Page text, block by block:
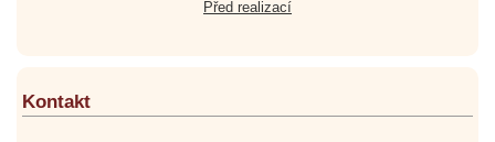
Před realizací
Kontakt